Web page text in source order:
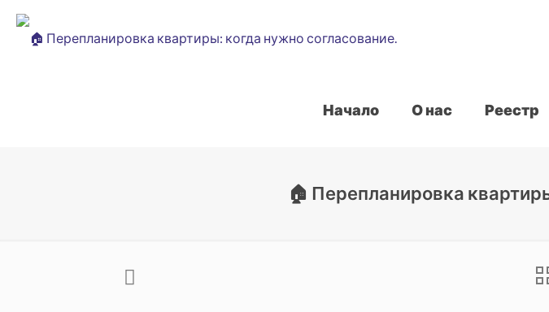
Начало О нас Реестр
🏠 Перепланировка